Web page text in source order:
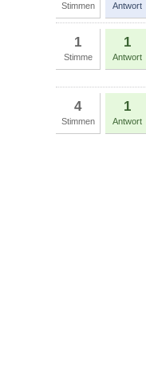
Stimmen Antwort
1
Stimme
1
Antwort
4
Stimmen
1
Antwort